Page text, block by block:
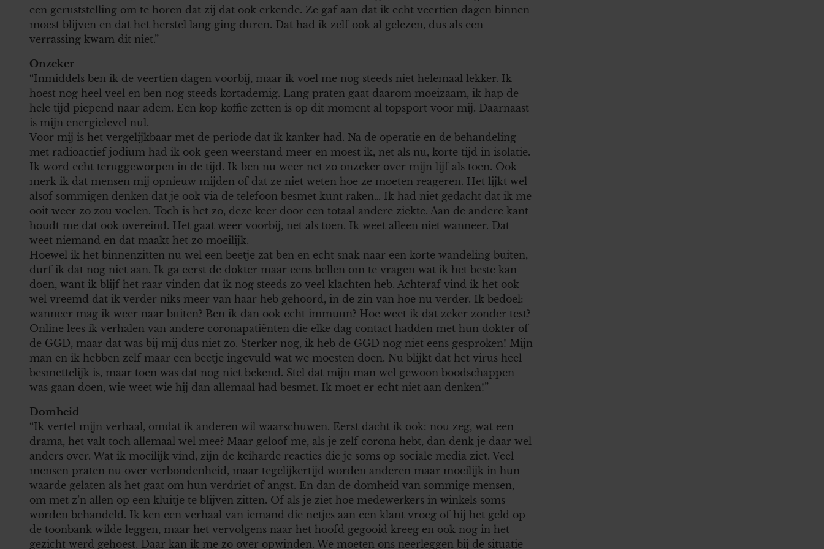
een geruststelling om te horen dat zij dat ook erkende. Ze gaf aan dat ik echt veertien dagen binnen
moest blijven en dat het herstel lang ging duren. Dat had ik zelf ook al gelezen, dus als een
verrassing kwam dit niet.”
Onzeker
“Inmiddels ben ik de veertien dagen voorbij, maar ik voel me nog steeds niet helemaal lekker. Ik
hoest nog heel veel en ben nog steeds kortademig. Lang praten gaat daarom moeizaam, ik hap de
hele tijd piepend naar adem. Een kop koffie zetten is op dit moment al topsport voor mij. Daarnaast
is mijn energielevel nul.
Voor mij is het vergelijkbaar met de periode dat ik kanker had. Na de operatie en de behandeling
met radioactief jodium had ik ook geen weerstand meer en moest ik, net als nu, korte tijd in isolatie.
Ik word echt teruggeworpen in de tijd. Ik ben nu weer net zo onzeker over mijn lijf als toen. Ook
merk ik dat mensen mij opnieuw mijden of dat ze niet weten hoe ze moeten reageren. Het lijkt wel
alsof sommigen denken dat je ook via de telefoon besmet kunt raken… Ik had niet gedacht dat ik me
ooit weer zo zou voelen. Toch is het zo, deze keer door een totaal andere ziekte. Aan de andere kant
houdt me dat ook overeind. Het gaat weer voorbij, net als toen. Ik weet alleen niet wanneer. Dat
weet niemand en dat maakt het zo moeilijk.
Hoewel ik het binnenzitten nu wel een beetje zat ben en echt snak naar een korte wandeling buiten,
durf ik dat nog niet aan. Ik ga eerst de dokter maar eens bellen om te vragen wat ik het beste kan
doen, want ik blijf het raar vinden dat ik nog steeds zo veel klachten heb. Achteraf vind ik het ook
wel vreemd dat ik verder niks meer van haar heb gehoord, in de zin van hoe nu verder. Ik bedoel:
wanneer mag ik weer naar buiten? Ben ik dan ook echt immuun? Hoe weet ik dat zeker zonder test?
Online lees ik verhalen van andere coronapatiënten die elke dag contact hadden met hun dokter of
de GGD, maar dat was bij mij dus niet zo. Sterker nog, ik heb de GGD nog niet eens gesproken! Mijn
man en ik hebben zelf maar een beetje ingevuld wat we moesten doen. Nu blijkt dat het virus heel
besmettelijk is, maar toen was dat nog niet bekend. Stel dat mijn man wel gewoon boodschappen
was gaan doen, wie weet wie hij dan allemaal had besmet. Ik moet er echt niet aan denken!”
Domheid
“Ik vertel mijn verhaal, omdat ik anderen wil waarschuwen. Eerst dacht ik ook: nou zeg, wat een
drama, het valt toch allemaal wel mee? Maar geloof me, als je zelf corona hebt, dan denk je daar wel
anders over. Wat ik moeilijk vind, zijn de keiharde reacties die je soms op sociale media ziet. Veel
mensen praten nu over verbondenheid, maar tegelijkertijd worden anderen maar moeilijk in hun
waarde gelaten als het gaat om hun verdriet of angst. En dan de domheid van sommige mensen,
om met z’n allen op een kluitje te blijven zitten. Of als je ziet hoe medewerkers in winkels soms
worden behandeld. Ik ken een verhaal van iemand die netjes aan een klant vroeg of hij het geld op
de toonbank wilde leggen, maar het vervolgens naar het hoofd gegooid kreeg en ook nog in het
gezicht werd gehoest. Daar kan ik me zo over opwinden. We moeten ons neerleggen bij de situatie